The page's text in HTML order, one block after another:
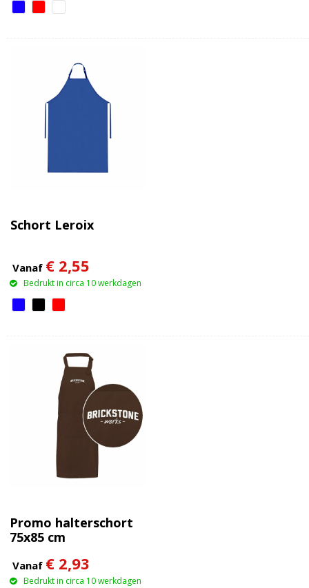
Schort Leroix
Vanaf € 2,55
Bedrukt in circa 10 werkdagen
Promo halterschort
75x85 cm
Vanaf € 2,93
Bedrukt in circa 10 werkdagen